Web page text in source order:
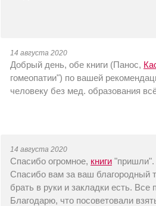
14 августа 2020
Добрый день, обе книги (Панос,
гомеопатии") по вашей
человеку без мед. образования
14 августа 2020
Спасибо огромное, книги
Спасибо вам за ваш благородный
брать в руки и закладки есть.
Благодарю, что посоветовали